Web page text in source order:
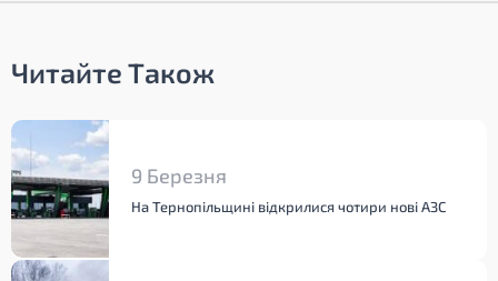
Читайте Також
9 Березня
На Тернопільщині відкрилися чотири нові АЗС